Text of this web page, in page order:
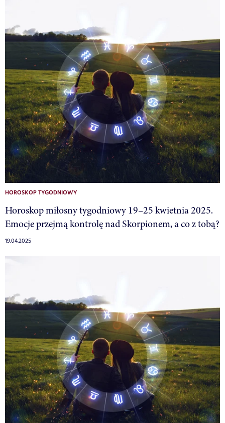
HOROSKOP TYGODNIOWY
Horoskop miłosny tygodniowy 19–25 kwietnia 2025.
Emocje przejmą kontrolę nad Skorpionem, a co z tobą?
19.04.2025